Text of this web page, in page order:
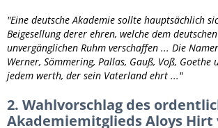
"Eine deutsche Akademie sollte hauptsächlich
Beigesellung derer ehren, welche dem
unvergänglichen Ruhm verschaffen ... Die
Werner, Sömmering, Pallas, Gauß, Voß, Goethe
jedem werth, der sein Vaterland ehrt ..."
2. Wahlvorschlag des
Akademiemitglieds Aloys Hirt